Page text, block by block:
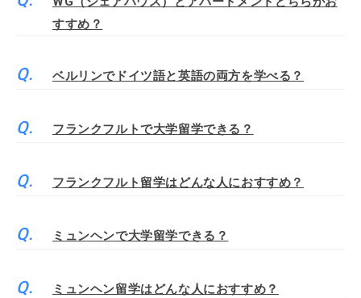
すすめ？
ベルリンでドイツ語と英語の両方を学べる？
フランクフルトで大学留学できる？
フランクフルト留学はどんな人におすすめ？
ミュンヘンで大学留学できる？
ミュンヘン留学はどんな人におすすめ？